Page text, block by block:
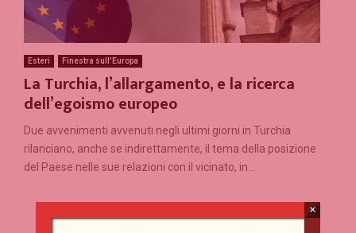
Esteri Finestra sull'Europa
La Turchia, l’allargamento, e la ricerca
dell’egoismo europeo
Due avvenimenti avvenuti negli ultimi giorni in Turchia
rilanciano, anche se indirettamente, il tema della posizione
del Paese nelle sue relazioni con il vicinato, in...
×